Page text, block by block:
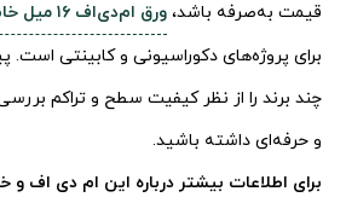
قیمت به‌صرفه باشد، ورق ام‌دی‌اف ۱۶ میل خام ایرانی
برای پروژه‌های دکوراسیونی و کابینتی است.
چند برند را از نظر کیفیت سطح و تراکم
و حرفه‌ای داشته باشید.
برای اطلاعات بیشتر درباره این ام دی اف و